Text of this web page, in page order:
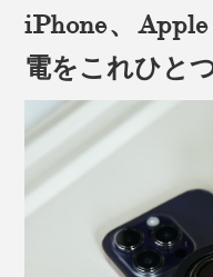
iPhone、
電をこれひと